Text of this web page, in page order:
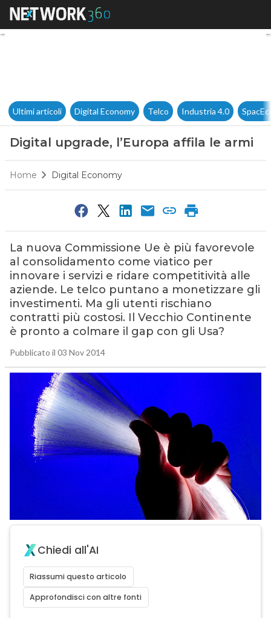
Digital upgrade, l’Europa
Ultimi articoli Digital Economy Telco Industria 4.0
Digital upgrade, l’Europa affila le armi
Home Digital Economy
La nuova Commissione Ue è più favorevole
al consolidamento come viatico per
innovare i servizi e ridare competitività alle
aziende. Le telco puntano a monetizzare gli
investimenti. Ma gli utenti rischiano
contratti più costosi. Il Vecchio Continente
è pronto a colmare il gap con gli Usa?
Pubblicato il 03 Nov 2014
Chiedi all'AI
Riassumi questo articolo
Approfondisci con altre fonti